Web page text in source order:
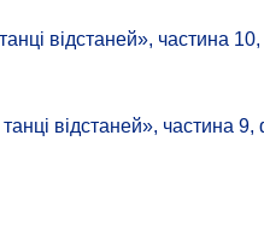
відстаней», частина
відстаней», частина 9,